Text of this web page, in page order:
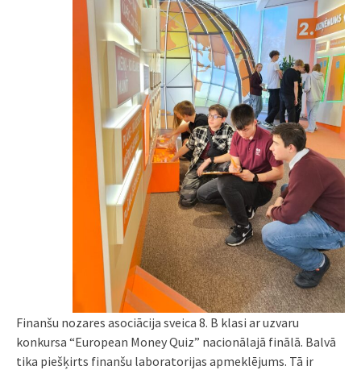
Finanšu nozares asociācija sveica 8. B klasi ar uzvaru
konkursa “European Money Quiz” nacionālajā finālā. Balvā
tika piešķirts finanšu laboratorijas apmeklējums. Tā ir